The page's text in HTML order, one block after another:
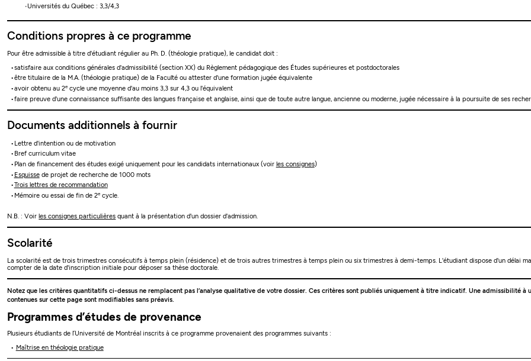
Universités du Québec : 3,3/4,3
Conditions propres à ce programme
Pour être admissible à titre d'étudiant régulier au Ph. D. (théologie pratique), le candidat doit :
satisfaire aux conditions générales d'admissibilité (section XX) du Règlement pédagogique des Études supérieures et postdoctorales
être titulaire de la M.A. (théologie pratique) de la Faculté ou attester d'une formation jugée équivalente
avoir obtenu au 2ecycle une moyenne d'au moins 3,3 sur 4,3 ou l'équivalent
faire preuve d'une connaissance suffisante des langues française et anglaise, ainsi que de toute autre langue, ancienne ou moderne, jugée nécessaire à la poursuite de ses
Documents additionnels à fournir
Lettre d'intention ou de motivation
Bref curriculum vitae
Plan de financement des études exigé uniquement pour les candidats internationaux (voir les consignes)
Esquissede projet de recherche de 1000 mots
Trois lettres de recommandation
Mémoire ou essai de fin de 2ecycle.
N.B. : Voir les consignes particulières quant à la présentation d'un dossier d'admission.
Scolarité
La scolarité est de trois trimestres consécutifs à temps plein (résidence) et de trois autres trimestres à temps plein ou six trimestres à demi-temps. L'étudiant dispose d'un délai
compter de la date d'inscription initiale pour déposer sa thèse doctorale.
Notez que les critères quantitatifs ci-dessus ne remplacent pas l’analyse qualitative de votre dossier. Ces critères sont publiés uniquement à titre indicatif. Une admissibilité à
contenues sur cette page sont modifiables sans préavis.
Programmes d’études de provenance
Plusieurs étudiants de l’Université de Montréal inscrits à ce programme provenaient des programmes suivants :
Maîtrise en théologie pratique